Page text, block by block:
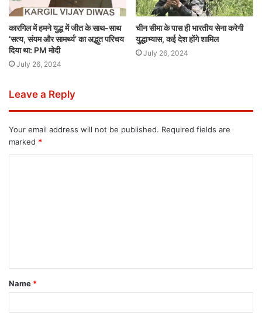
कारगिल में हमने युद्ध में जीत के साथ-साथ
‘सत्य, संयम और सामर्थ्य’ का अद्भुत परिचय
दिया था: PM मोदी
July 26, 2024
चीन सीमा के पास ही भारतीय सेना करेगी
युद्धाभ्यास, कई देश होंगे शामिल
July 26, 2024
Leave a Reply
Your email address will not be published. Required fields are
marked *
Name *